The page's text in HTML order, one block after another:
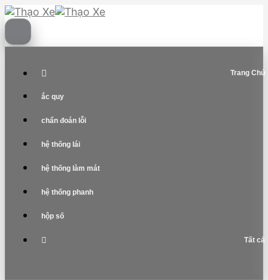
Skip
to
content
Trang Chủ
ắc quy
chẩn đoán lỗi
hệ thống lái
hệ thống làm mát
hệ thống phanh
hộp số
Tất cả